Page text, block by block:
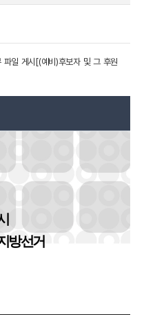
일 게시[(예비)후보자 및 그 후원